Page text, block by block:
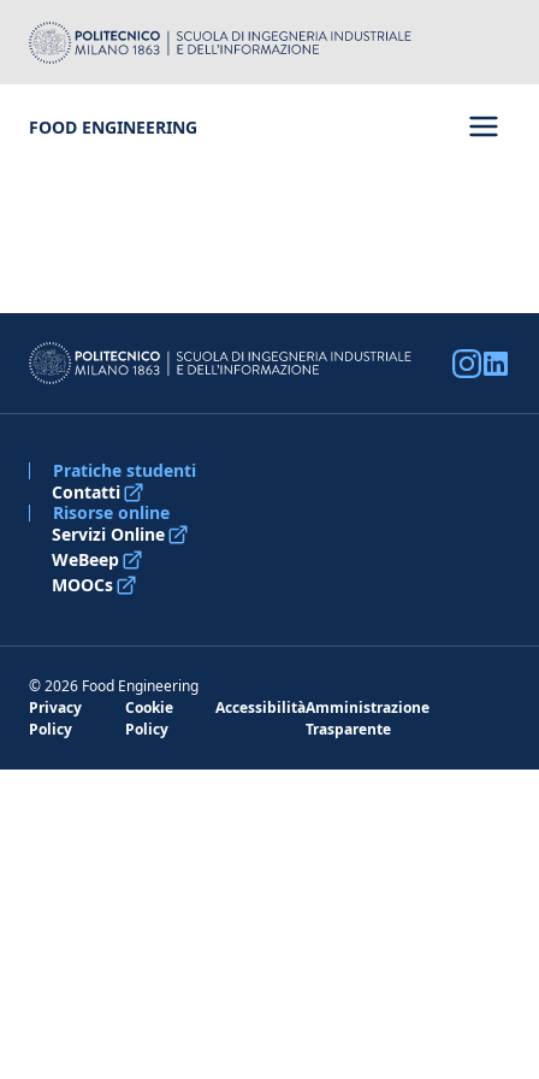
FOOD ENGINEERING
Pratiche studenti
Contatti
Risorse online
Servizi Online
WeBeep
MOOCs
© 2026 Food Engineering
Privacy
Policy
Cookie
Policy
AccessibilitàAmministrazione
Trasparente